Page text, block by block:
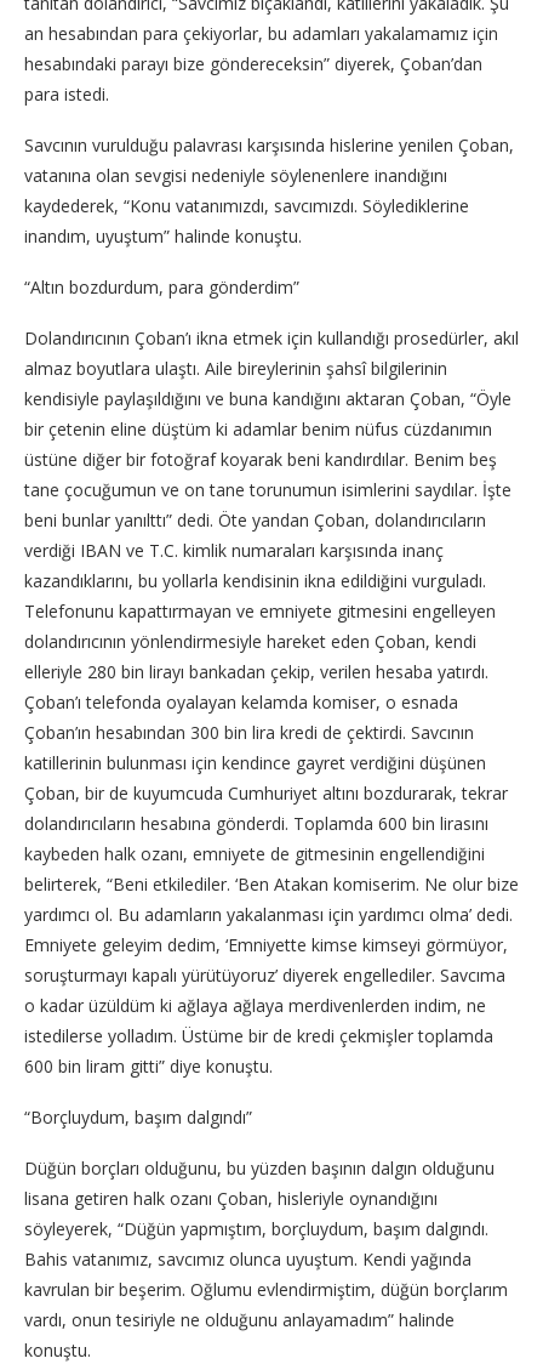
an hesabından para çekiyorlar, bu adamları yakalamamız için
hesabındaki parayı bize göndereceksin” diyerek, Çoban’dan
para istedi.
Savcının vurulduğu palavrası karşısında hislerine yenilen Çoban,
vatanına olan sevgisi nedeniyle söylenenlere inandığını
kaydederek, “Konu vatanımızdı, savcımızdı. Söylediklerine
inandım, uyuştum” halinde konuştu.
“Altın bozdurdum, para gönderdim”
Dolandırıcının Çoban’ı ikna etmek için kullandığı prosedürler, akıl
almaz boyutlara ulaştı. Aile bireylerinin şahsî bilgilerinin
kendisiyle paylaşıldığını ve buna kandığını aktaran Çoban, “Öyle
bir çetenin eline düştüm ki adamlar benim nüfus cüzdanımın
üstüne diğer bir fotoğraf koyarak beni kandırdılar. Benim beş
tane çocuğumun ve on tane torunumun isimlerini saydılar. İşte
beni bunlar yanılttı” dedi. Öte yandan Çoban, dolandırıcıların
verdiği IBAN ve T.C. kimlik numaraları karşısında inanç
kazandıklarını, bu yollarla kendisinin ikna edildiğini vurguladı.
Telefonunu kapattırmayan ve emniyete gitmesini engelleyen
dolandırıcının yönlendirmesiyle hareket eden Çoban, kendi
elleriyle 280 bin lirayı bankadan çekip, verilen hesaba yatırdı.
Çoban’ı telefonda oyalayan kelamda komiser, o esnada
Çoban’ın hesabından 300 bin lira kredi de çektirdi. Savcının
katillerinin bulunması için kendince gayret verdiğini düşünen
Çoban, bir de kuyumcuda Cumhuriyet altını bozdurarak, tekrar
dolandırıcıların hesabına gönderdi. Toplamda 600 bin lirasını
kaybeden halk ozanı, emniyete de gitmesinin engellendiğini
belirterek, “Beni etkilediler. ‘Ben Atakan komiserim. Ne olur bize
yardımcı ol. Bu adamların yakalanması için yardımcı olma’ dedi.
Emniyete geleyim dedim, ‘Emniyette kimse kimseyi görmüyor,
soruşturmayı kapalı yürütüyoruz’ diyerek engellediler. Savcıma
o kadar üzüldüm ki ağlaya ağlaya merdivenlerden indim, ne
istedilerse yolladım. Üstüme bir de kredi çekmişler toplamda
600 bin liram gitti” diye konuştu.
“Borçluydum, başım dalgındı”
Düğün borçları olduğunu, bu yüzden başının dalgın olduğunu
lisana getiren halk ozanı Çoban, hisleriyle oynandığını
söyleyerek, “Düğün yapmıştım, borçluydum, başım dalgındı.
Bahis vatanımız, savcımız olunca uyuştum. Kendi yağında
kavrulan bir beşerim. Oğlumu evlendirmiştim, düğün borçlarım
vardı, onun tesiriyle ne olduğunu anlayamadım” halinde
konuştu.